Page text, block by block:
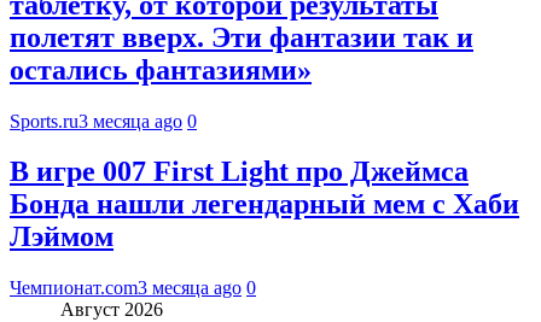
полетят вверх. Эти фантазии так и
остались фантазиями»
Sports.ru3 месяца ago 0
В игре 007 First Light про Джеймса
Бонда нашли легендарный мем с Хаби
Лэймом
Чемпионат.com3 месяца ago 0
Август 2026